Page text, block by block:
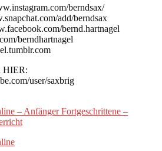
berndsax/
add/berndsax
bernd.hartnagel
berndhartnagel
HIER:
user/saxbrig
– Anfänger Fortgeschrittene –